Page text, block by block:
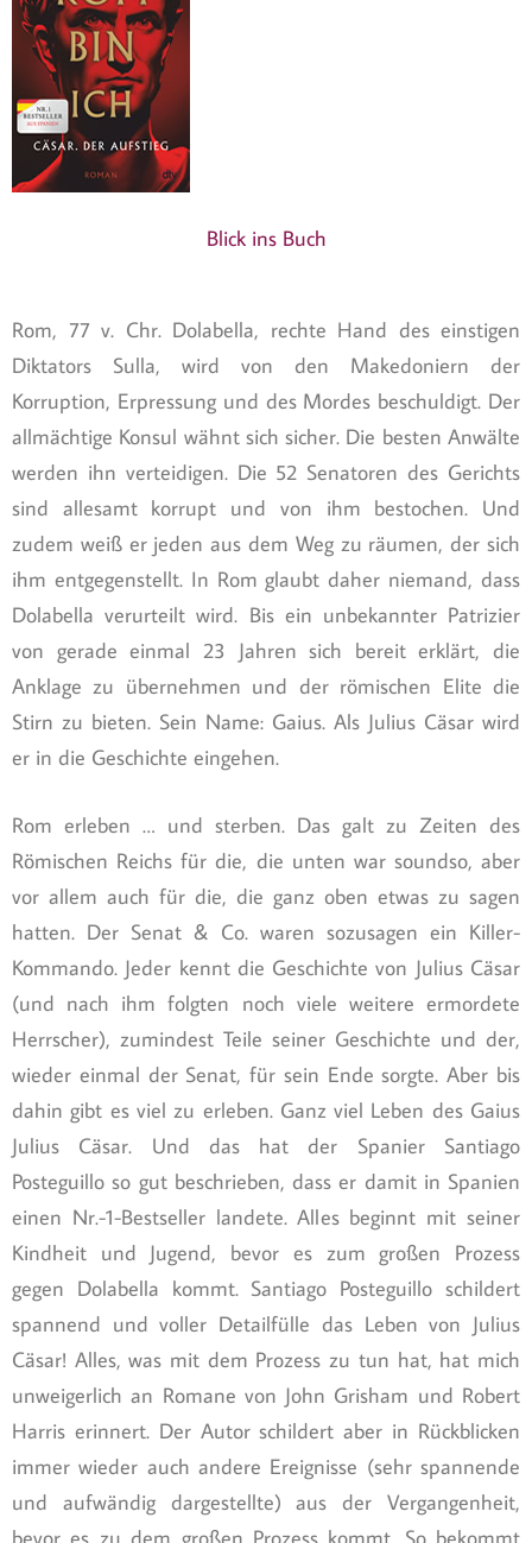
Blick ins Buch
Rom, 77 v. Chr. Dolabella, rechte Hand des einstigen
Diktators Sulla, wird von den Makedoniern der
Korruption, Erpressung und des Mordes beschuldigt. Der
allmächtige Konsul wähnt sich sicher. Die besten Anwälte
werden ihn verteidigen. Die 52 Senatoren des Gerichts
sind allesamt korrupt und von ihm bestochen. Und
zudem weiß er jeden aus dem Weg zu räumen, der sich
ihm entgegenstellt. In Rom glaubt daher niemand, dass
Dolabella verurteilt wird. Bis ein unbekannter Patrizier
von gerade einmal 23 Jahren sich bereit erklärt, die
Anklage zu übernehmen und der römischen Elite die
Stirn zu bieten. Sein Name: Gaius. Als Julius Cäsar wird
er in die Geschichte eingehen.
Rom erleben … und sterben. Das galt zu Zeiten des
Römischen Reichs für die, die unten war soundso, aber
vor allem auch für die, die ganz oben etwas zu sagen
hatten. Der Senat & Co. waren sozusagen ein Killer-
Kommando. Jeder kennt die Geschichte von Julius Cäsar
(und nach ihm folgten noch viele weitere ermordete
Herrscher), zumindest Teile seiner Geschichte und der,
wieder einmal der Senat, für sein Ende sorgte. Aber bis
dahin gibt es viel zu erleben. Ganz viel Leben des Gaius
Julius Cäsar. Und das hat der Spanier Santiago
Posteguillo so gut beschrieben, dass er damit in Spanien
einen Nr.-1-Bestseller landete. Alles beginnt mit seiner
Kindheit und Jugend, bevor es zum großen Prozess
gegen Dolabella kommt. Santiago Posteguillo schildert
spannend und voller Detailfülle das Leben von Julius
Cäsar! Alles, was mit dem Prozess zu tun hat, hat mich
unweigerlich an Romane von John Grisham und Robert
Harris erinnert. Der Autor schildert aber in Rückblicken
immer wieder auch andere Ereignisse (sehr spannende
und aufwändig dargestellte) aus der Vergangenheit,
bevor es zu dem großen Prozess kommt. So bekommt